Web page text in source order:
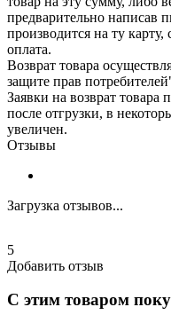
предварительно написав
производится на ту карту,
оплата.
Возврат товара
защите прав
Заявки на возврат
после отгрузки, в
увеличен.
Отзывы
Загрузка отзывов...
5
Добавить отзыв
С этим товаром